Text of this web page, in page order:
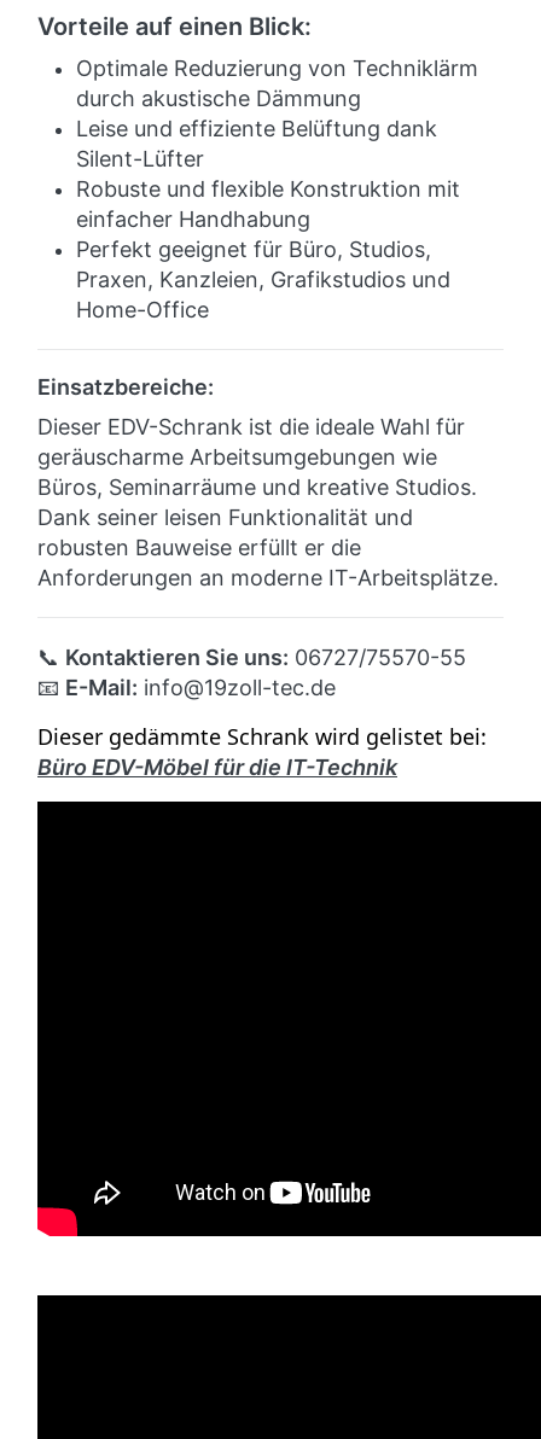
Vorteile auf einen Blick:
Optimale Reduzierung von Techniklärm
durch akustische Dämmung
Leise und effiziente Belüftung dank
Silent-Lüfter
Robuste und flexible Konstruktion mit
einfacher Handhabung
Perfekt geeignet für Büro, Studios,
Praxen, Kanzleien, Grafikstudios und
Home-Office
Einsatzbereiche:
Dieser EDV-Schrank ist die ideale Wahl für
geräuscharme Arbeitsumgebungen wie
Büros, Seminarräume und kreative Studios.
Dank seiner leisen Funktionalität und
robusten Bauweise erfüllt er die
Anforderungen an moderne IT-Arbeitsplätze.
📞 Kontaktieren Sie uns: 06727/75570-55
📧 E-Mail: info@19zoll-tec.de
Dieser gedämmte Schrank wird gelistet bei:
Büro EDV-Möbel für die IT-Technik